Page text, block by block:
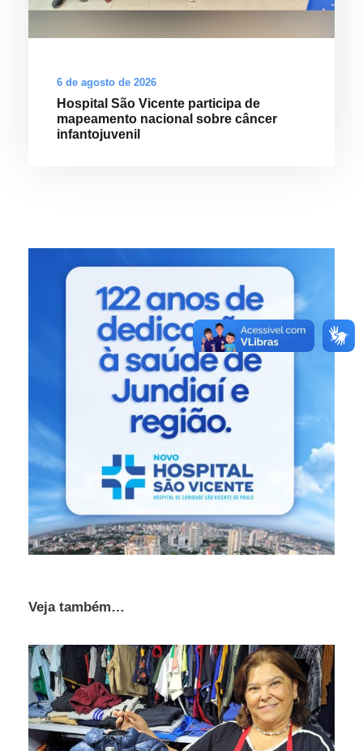
6 de agosto de 2026
Hospital São Vicente participa de
mapeamento nacional sobre câncer
infantojuvenil
Veja também…